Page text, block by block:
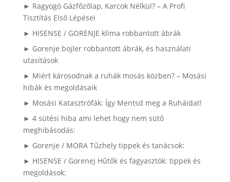
► Ragyogó Gázfőzőlap, Karcok Nélkül? – A Profi
Tisztítás Első Lépései
► HISENSE / GORENJE klíma robbantott ábrák
► Gorenje bojler robbantott ábrák, és használati
utasítások
► Miért károsodnak a ruhák mosás közben? – Mosási
hibák és megoldásaik
► Mosási Katasztrófák: Így Mentsd meg a Ruháidat!
► 4 sütési hiba ami lehet hogy nem sütő
meghibásodás:
► Gorenje / MORA Tűzhely tippek és tanácsok:
► HISENSE / Gorenej Hűtők és fagyasztók: tippek és
megoldások: